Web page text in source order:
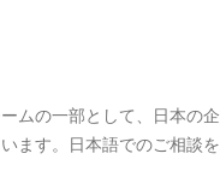
ムの一部として、日本の
ます。日本語でのご相談